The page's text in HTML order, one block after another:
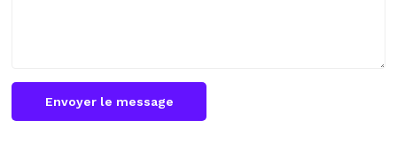
Envoyer le message